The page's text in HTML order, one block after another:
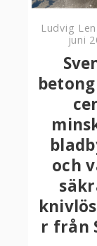
Ludvig
juni
och
r från